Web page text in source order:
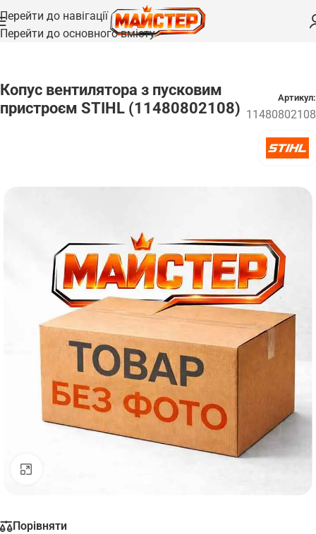
Перейти до навігації
Перейти до основного вмісту
Головна /Запчастини
Копус вентилятора з пусковим
пристроєм STIHL (11480802108)
Артикул:
11480802108
Порівняти